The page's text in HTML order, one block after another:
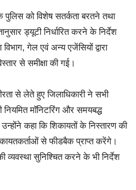
पुलिस को विशेष सतर्कता बरतने तथा
ड्यूटी निर्धारित करने के निर्देश
गेल एवं अन्य एजेंसियों द्वारा
से समीक्षा की गई।
से लेते हुए जिलाधिकारी ने सभी
नियमित मॉनिटरिंग और समयबद्ध
कहा कि शिकायतों के निस्तारण की
से फीडबैक प्राप्त करेंगे।
सुनिश्चित करने के भी निर्देश